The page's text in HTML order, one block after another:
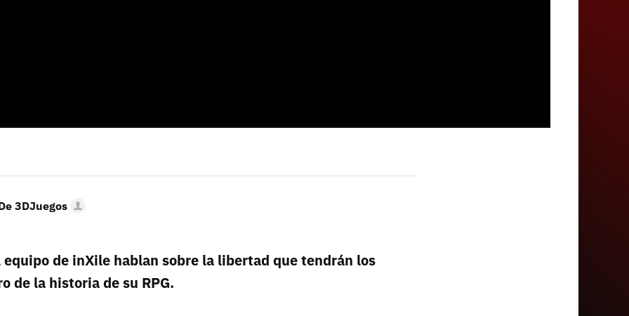
3DJuegos
equipo de inXile hablan sobre la libertad que tendrán los
de la historia de su RPG.